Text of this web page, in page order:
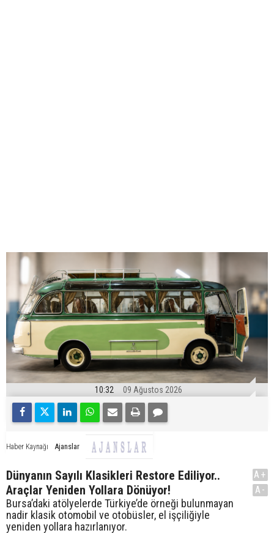
10:32 09 Ağustos 2026
Haber Kaynağı Ajanslar
Dünyanın Sayılı Klasikleri Restore Ediliyor..
Araçlar Yeniden Yollara Dönüyor!
Bursa’daki atölyelerde Türkiye’de örneği bulunmayan
nadir klasik otomobil ve otobüsler, el işçiliğiyle
yeniden yollara hazırlanıyor.
A+
A-